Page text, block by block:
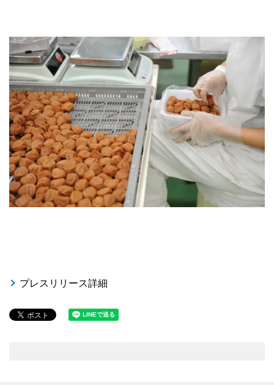
プレスリリース詳細